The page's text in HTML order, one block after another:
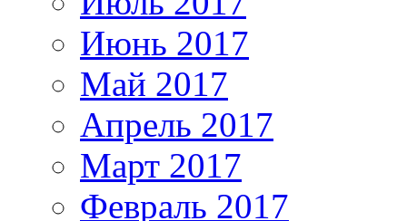
Июнь 2017
Май 2017
Апрель 2017
Март 2017
Февраль 2017